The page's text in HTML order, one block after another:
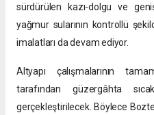
sürdürülen kazı-dolgu ve
yağmur sularının kontrollü
imalatları da devam ediyor.
Altyapı çalışmalarının
tarafından güzergâhta
gerçekleştirilecek. Böylece